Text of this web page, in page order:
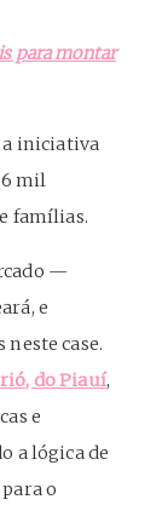
para montar
a iniciativa
mil
famílias.
—
e
case.
do Piauí,
e
a lógica de
o